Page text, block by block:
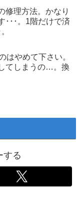
修理方法。かなり
･･･。1階だけで済
はやめて下さい。
てしまうの…。換
する